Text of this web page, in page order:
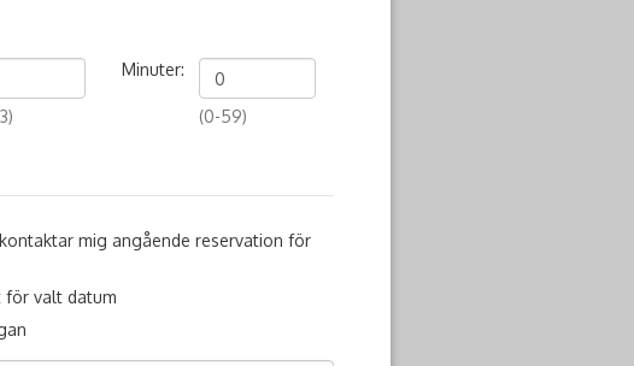
Minuter:
(0-59)
mig angående reservation för
för valt datum